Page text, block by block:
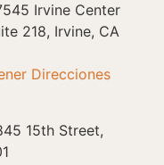
Irvine Center
218, Irvine, CA
Direcciones
15th Street,